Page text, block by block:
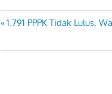
Post
navigation
Previous
1.791 PPPK Tidak Lulus,